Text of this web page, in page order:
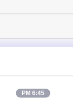
6:45 PM